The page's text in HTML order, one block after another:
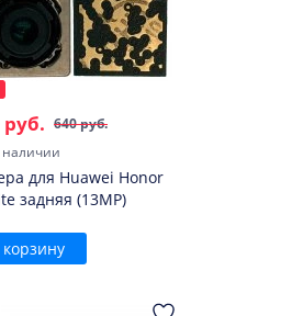
640 руб.
руб.
наличии
для Huawei Honor
задняя (13MP)